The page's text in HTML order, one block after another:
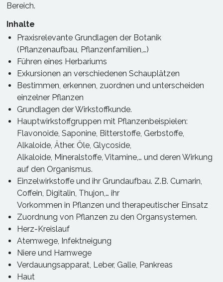
Bereich.
Inhalte
Praxisrelevante Grundlagen der Botanik
(Pflanzenaufbau, Pflanzenfamilien,…)
Führen eines Herbariums
Exkursionen an verschiedenen Schauplätzen
Bestimmen, erkennen, zuordnen und unterscheiden
einzelner Pflanzen
Grundlagen der Wirkstoffkunde.
Hauptwirkstoffgruppen mit Pflanzenbeispielen:
Flavonoide, Saponine, Bitterstoffe, Gerbstoffe,
Alkaloide, Äther. Öle, Glycoside,
Alkaloide, Mineralstoffe, Vitamine,… und deren Wirkung
auf den Organismus.
Einzelwirkstoffe und ihr Grundaufbau. Z.B. Cumarin,
Coffein, Digitalin, Thujon,… ihr
Vorkommen in Pflanzen und therapeutischer Einsatz
Zuordnung von Pflanzen zu den Organsystemen.
Herz-Kreislauf
Atemwege, Infektneigung
Niere und Harnwege
Verdauungsapparat, Leber, Galle, Pankreas
Haut